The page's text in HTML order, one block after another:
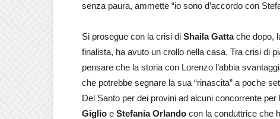
senza paura, ammette “io sono d’accordo con
Si prosegue con la crisi di Shaila Gattache dopo,
finalista, ha avuto un crollo nella casa. Tra crisi di
pensare che la storia con Lorenzo l’abbia
che potrebbe segnare la sua “rinascita” a poche
Del Santo per dei provini ad alcuni concorrente
Giglio e Stefania Orlando con la conduttrice che